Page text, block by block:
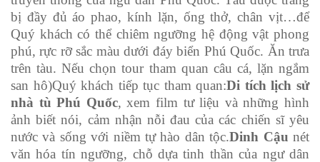
bị đầy đủ áo phao, kính lặn, ống thở, chân vịt…để
Quý khách có thể chiêm ngưỡng hệ động vật phong
phú, rực rỡ sắc màu dưới đáy biển Phú Quốc. Ăn trưa
trên tàu. Nếu chọn tour tham quan câu cá, lặn ngắm
san hô)Quý khách tiếp tục tham quan:Di tích lịch sử
nhà tù Phú Quốc, xem film tư liệu và những hình
ảnh biết nói, cảm nhận nỗi đau của các chiến sĩ yêu
nước và sống với niềm tự hào dân tộc.Dinh Cậu nét
văn hóa tín ngưỡng, chỗ dựa tinh thần của ngư dân